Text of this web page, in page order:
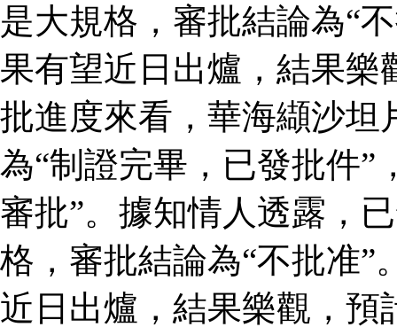
是大規格，審批結論為“
果有望近日出爐，結果樂
批進度來看，華海纈沙坦
為“制證完畢，已發批件”
審批”。據知情人透露，
格，審批結論為“不批准”
近日出爐，結果樂觀，預